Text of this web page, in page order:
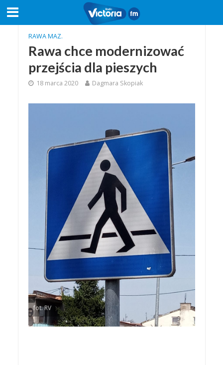
RAWA MAZ.
Rawa chce modernizować
przejścia dla pieszych
18 marca 2020 Dagmara Skopiak
fot. RV